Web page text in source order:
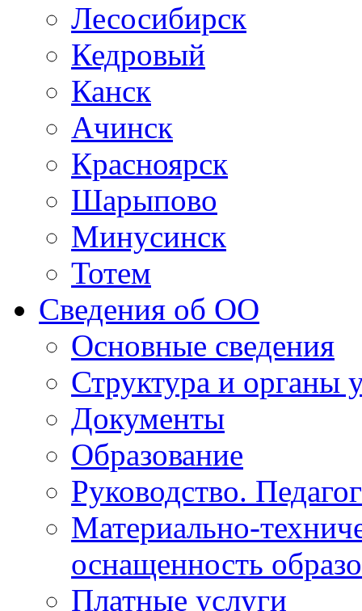
Лесосибирск
Кедровый
Канск
Ачинск
Красноярск
Шарыпово
Минусинск
Тотем
Сведения об ОО
Основные сведения
Структура и органы
Документы
Образование
Руководство.
Материально-
оснащенность
Платные услуги